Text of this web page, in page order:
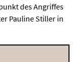
des Angriffes
Pauline Stiller in